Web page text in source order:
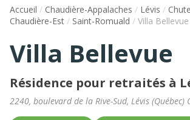
Accueil / Chaudière-Appalaches / Lévis /
Chaudière-Est / Saint-Romuald / Villa Bellevue
Villa Bellevue
Résidence pour retraités à
2240, boulevard de la Rive-Sud, Lévis (Québec)